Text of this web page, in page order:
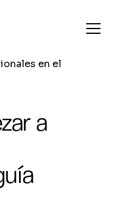
en el
a